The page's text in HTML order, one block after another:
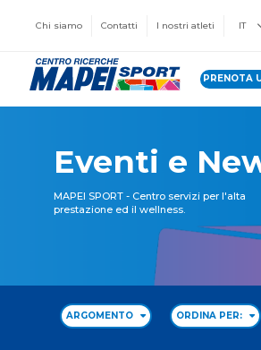
Chi siamo Contatti I nostri atleti IT
PRENOTA
Eventi e
MAPEI SPORT - Centro servizi per l'alta
prestazione ed il wellness.
ARGOMENTO ORDINA PER: